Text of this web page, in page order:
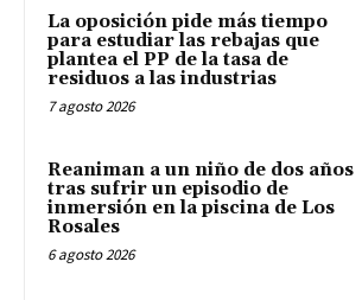
La oposición pide más tiempo
para estudiar las rebajas que
plantea el PP de la tasa de
residuos a las industrias
7 agosto 2026
Reaniman a un niño de dos años
tras sufrir un episodio de
inmersión en la piscina de Los
Rosales
6 agosto 2026